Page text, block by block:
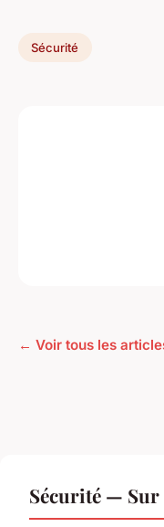
Sécurité
← Voir tous les
Sécurité — Sur